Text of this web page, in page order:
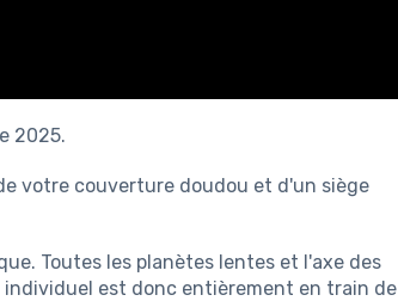
2025.
votre couverture doudou et d'un siège
Toutes les planètes lentes et l'axe des
est donc entièrement en train de